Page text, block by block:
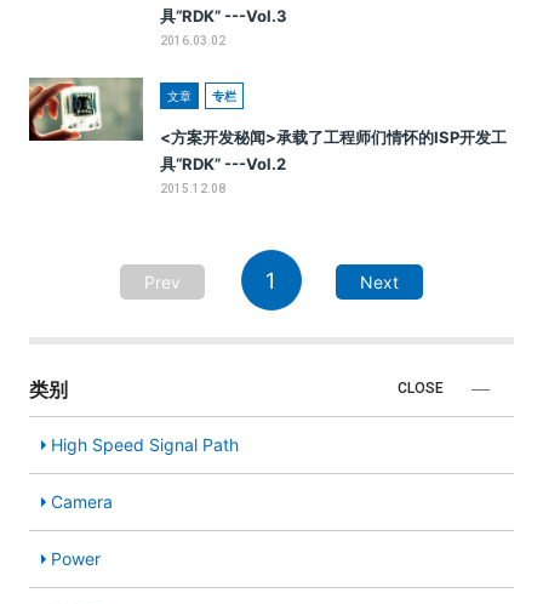
具“RDK” ---Vol.3
2016.03.02
文章 专栏
<方案开发秘闻>承载了工程师们情怀的ISP开发工
具“RDK” ---Vol.2
2015.12.08
Prev 1 Next
类别 CLOSE
High Speed Signal Path
Camera
Power